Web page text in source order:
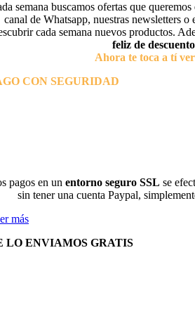
semana buscamos ofertas que
canal de Whatsapp, nuestras newsletters o
cada semana nuevos productos.
feliz de
Ahora te toca a tí
CON SEGURIDAD
pagos en un entorno seguro SSL se
sin tener una cuenta Paypal,
más
LO ENVIAMOS GRATIS